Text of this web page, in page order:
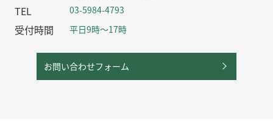
TEL
03-5984-4793
受付時間 平日9時～17時
お問い合わせフォーム